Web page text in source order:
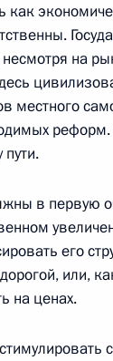
на
местного
в первую
его
или,
на ценах.